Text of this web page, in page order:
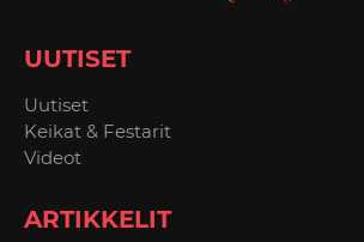
UUTISET
Uutiset
Keikat & Festarit
Videot
ARTIKKELIT